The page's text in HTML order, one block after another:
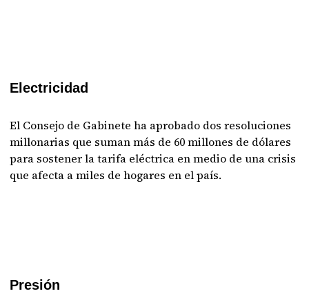
Electricidad
El Consejo de Gabinete ha aprobado dos resoluciones
millonarias que suman más de 60 millones de dólares
para sostener la tarifa eléctrica en medio de una crisis
que afecta a miles de hogares en el país.
Presión